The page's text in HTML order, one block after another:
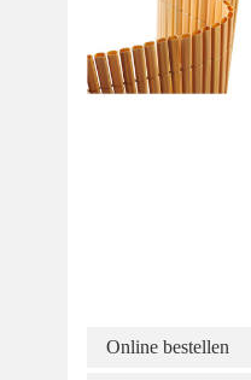
Online bestellen